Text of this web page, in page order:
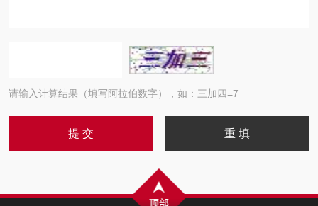
请输入计算结果（填写阿拉伯数字），如：三加四=7